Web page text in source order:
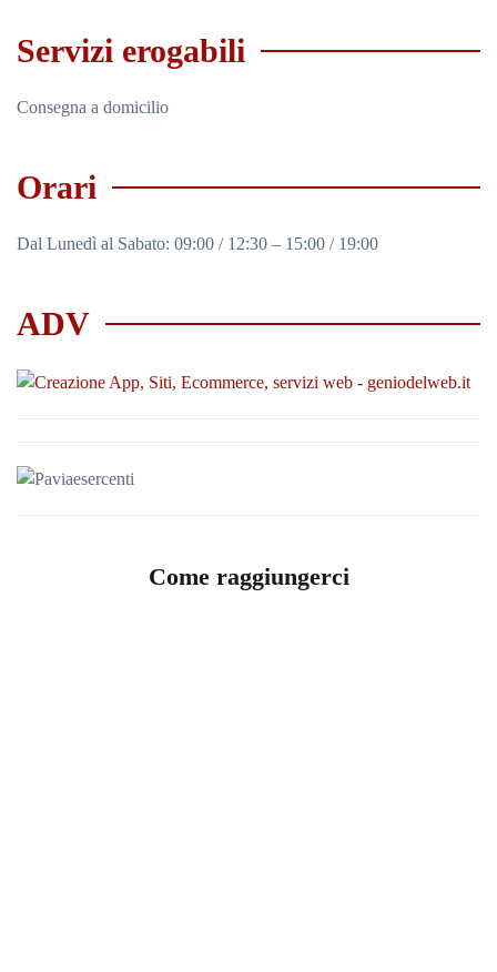
Servizi erogabili
Consegna a domicilio
Orari
Dal Lunedì al Sabato: 09:00 / 12:30 – 15:00 / 19:00
ADV
Come raggiungerci